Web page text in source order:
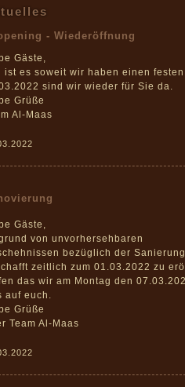
- Wiederöffnung
Gäste,
ist es soweit wir haben einen
sind wir wieder für Sie da.
Grüße
Al-Maas
Gäste,
von unvorhersehbaren
bezüglich der
zeitlich zum 01.03.2022 zu
das wir am Montag den
auf euch.
Grüße
Team Al-Maas